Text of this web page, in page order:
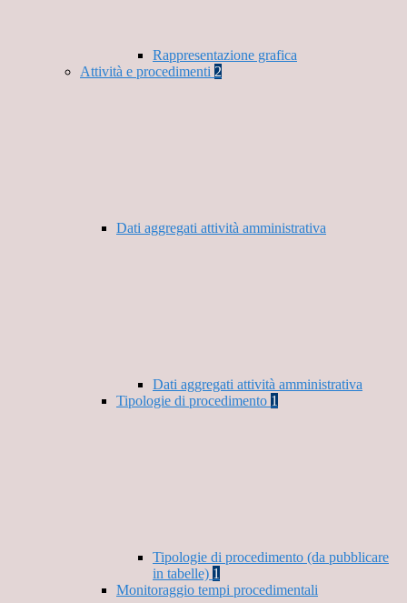
Rappresentazione grafica
Attività e procedimenti 2
Dati aggregati attività amministrativa
Dati aggregati attività amministrativa
Tipologie di procedimento 1
Tipologie di procedimento (da pubblicare
in tabelle) 1
Monitoraggio tempi procedimentali